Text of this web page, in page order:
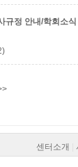
규정 안내/학회소식
센터소개